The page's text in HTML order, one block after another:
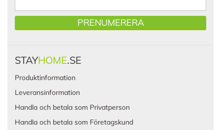
PRENUMERERA
STAYHOME.SE
Produktinformation
Leveransinformation
Handla och betala som Privatperson
Handla och betala som Företagskund